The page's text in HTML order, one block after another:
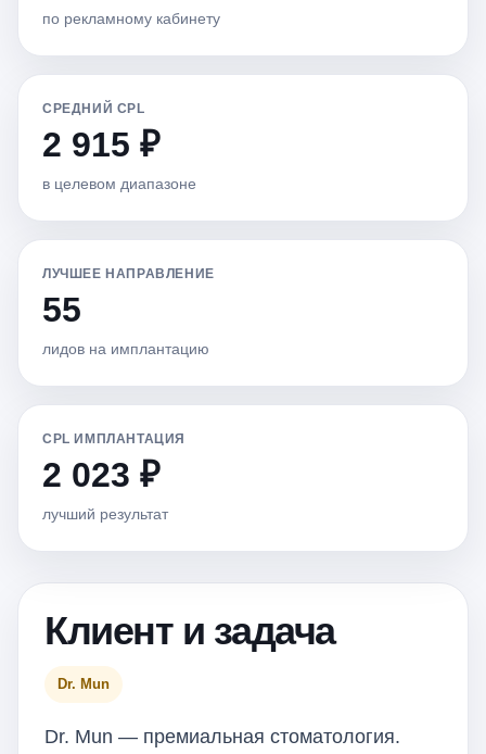
по рекламному кабинету
СРЕДНИЙ CPL
2 915 ₽
в целевом диапазоне
ЛУЧШЕЕ НАПРАВЛЕНИЕ
55
лидов на имплантацию
CPL ИМПЛАНТАЦИЯ
2 023 ₽
лучший результат
Клиент и задача
Dr. Mun
Dr. Mun — премиальная стоматология.